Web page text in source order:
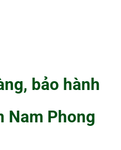
bảo hành
Nam Phong